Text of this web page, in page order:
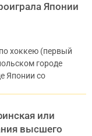
Японии
хоккею (первый
городе
Японии со
или
высшего